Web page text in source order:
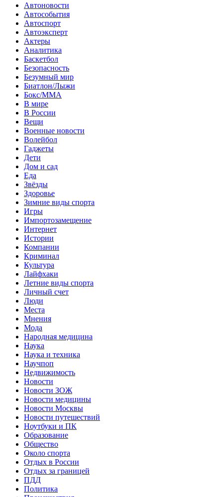
Автоновости
Автособытия
Автоспорт
Автоэксперт
Актеры
Аналитика
Баскетбол
Безопасность
Безумный мир
Биатлон/Лыжи
Бокс/MMA
В мире
В России
Вещи
Военные новости
Волейбол
Гаджеты
Дети
Дом и сад
Еда
Звёзды
Здоровье
Зимние виды спорта
Игры
Импортозамещение
Интернет
Истории
Компании
Криминал
Культура
Лайфхаки
Летние виды спорта
Личный счет
Люди
Места
Мнения
Мода
Народная медицина
Наука
Наука и техника
Научпоп
Недвижимость
Новости
Новости ЗОЖ
Новости медицины
Новости Москвы
Новости путешествий
Ноутбуки и ПК
Образование
Общество
Около спорта
Отдых в России
Отдых за границей
ПДД
Политика